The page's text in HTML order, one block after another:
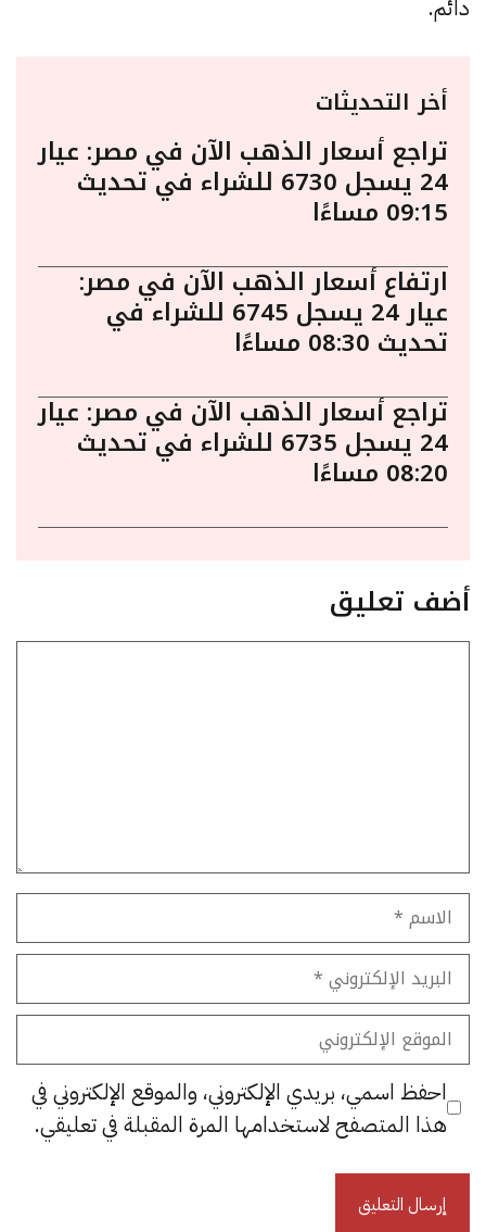
دائم.
أخر التحديثات
تراجع أسعار الذهب الآن في مصر: عيار
24 يسجل 6730 للشراء في تحديث
09:15 مساءًا
ارتفاع أسعار الذهب الآن في مصر:
عيار 24 يسجل 6745 للشراء في
تحديث 08:30 مساءًا
تراجع أسعار الذهب الآن في مصر: عيار
24 يسجل 6735 للشراء في تحديث
08:20 مساءًا
أضف تعليق
الاسم
البريد
الإلكتروني
الموقع
الإلكتروني
احفظ اسمي، بريدي الإلكتروني، والموقع الإلكتروني في
هذا المتصفح لاستخدامها المرة المقبلة في تعليقي.